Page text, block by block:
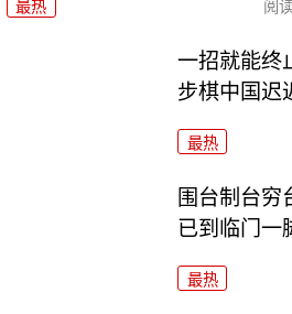
最热 阅
一招就能终
步棋中国迟
最热
围台制台穷
已到临门一
最热